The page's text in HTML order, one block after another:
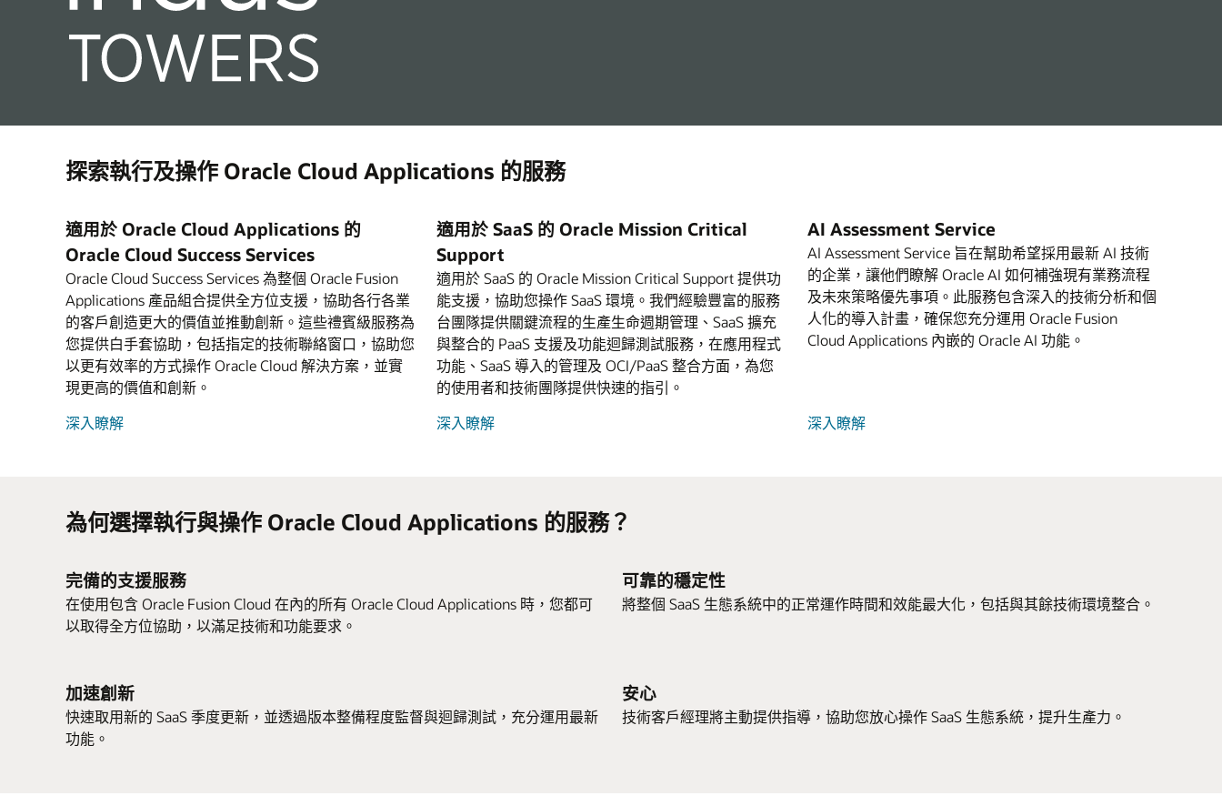
探索執行及操作 Oracle Cloud Applications 的服務
適用於 Oracle Cloud Applications 的
Oracle Cloud Success Services
Oracle Cloud Success Services 為整個 Oracle Fusion
Applications 產品組合提供全方位支援，協助各行各業
的客戶創造更大的價值並推動創新。這些禮賓級服務為
您提供白手套協助，包括指定的技術聯絡窗口，協助您
以更有效率的方式操作 Oracle Cloud 解決方案，並實
現更高的價值和創新。
深入瞭解
Cloud
適用於 SaaS 的 Oracle Mission Critical
Support
適用於 SaaS 的 Oracle Mission Critical Support 提供功
能支援，協助您操作 SaaS 環境。我們經驗豐富的服務
台團隊提供關鍵流程的生產生命週期管理、SaaS 擴充
與整合的 PaaS 支援及功能迴歸測試服務，在應用程式
功能、SaaS 導入的管理及 OCI/PaaS 整合方面，為您
的使用者和技術團隊提供快速的指引。
深入瞭解
適
Oracle
AI Assessment Service
AI Assessment Service 旨在幫助希望採用最新 AI 技術
的企業，讓他們瞭解 Oracle AI 如何補強現有業務流程
及未來策略優先事項。此服務包含深入的技術分析和個
人化的導入計畫，確保您充分運用 Oracle Fusion
Cloud Applications 內嵌的 Oracle AI 功能。
深入瞭解
關
為何選擇執行與操作 Oracle Cloud Applications 的服務？
完備的支援服務
在使用包含 Oracle Fusion Cloud 在內的所有 Oracle Cloud Applications 時，您都可
以取得全方位協助，以滿足技術和功能要求。
可靠的穩定性
將整個 SaaS 生態系統中的正常運作時間和效能最大化，包括與其餘技術環境整合。
加速創新
快速取用新的 SaaS 季度更新，並透過版本整備程度監督與迴歸測試，充分運用最新
功能。
安心
技術客戶經理將主動提供指導，協助您放心操作 SaaS 生態系統，提升生產力。